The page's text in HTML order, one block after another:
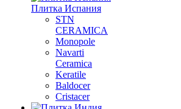
Плитка Испания
STN
CERAMICA
Monopole
Navarti
Ceramica
Keratile
Baldocer
Cristacer